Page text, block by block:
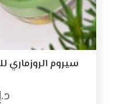
سيروم الروزماري